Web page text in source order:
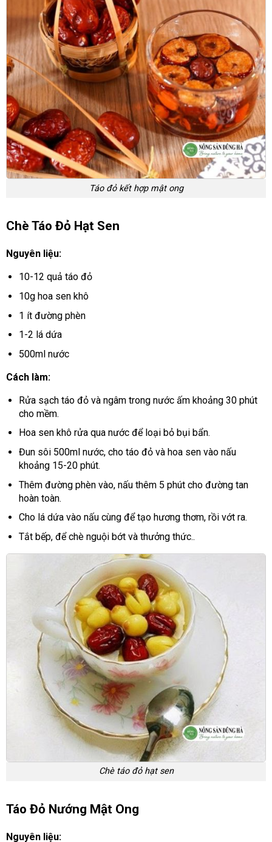
Táo đỏ kết hợp mật ong
Chè Táo Đỏ Hạt Sen
Nguyên liệu:
10-12 quả táo đỏ
10g hoa sen khô
1 ít đường phèn
1-2 lá dứa
500ml nước
Cách làm:
Rửa sạch táo đỏ và ngâm trong nước ấm khoảng 30 phút
cho mềm.
Hoa sen khô rửa qua nước để loại bỏ bụi bẩn.
Đun sôi 500ml nước, cho táo đỏ và hoa sen vào nấu
khoảng 15-20 phút.
Thêm đường phèn vào, nấu thêm 5 phút cho đường tan
hoàn toàn.
Cho lá dứa vào nấu cùng để tạo hương thơm, rồi vớt ra.
Tắt bếp, để chè nguội bớt và thưởng thức..
Chè táo đỏ hạt sen
Táo Đỏ Nướng Mật Ong
Nguyên liệu: